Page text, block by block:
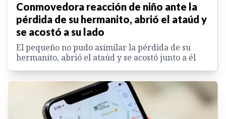
Conmovedora reacción de niño ante la
pérdida de su hermanito, abrió el ataúd y
se acostó a su lado
El pequeño no pudo asimilar la pérdida de su
hermanito, abrió el ataúd y se acostó junto a él